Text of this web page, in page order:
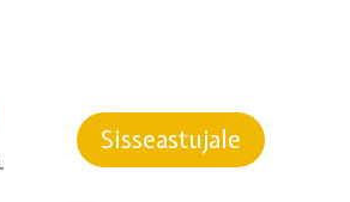
Sisseastujale
GALERII